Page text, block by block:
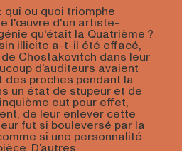
qui ou quoi triomphe
l'œuvre d'un artiste-
qu'était la Quatrième ?
illicite a-t-il été effacé,
Chostakovitch dans leur
d’auditeurs avaient
des proches pendant la
un état de stupeur et de
eut pour effet,
de leur enlever cette
fut si bouleversé par la
si une personnalité